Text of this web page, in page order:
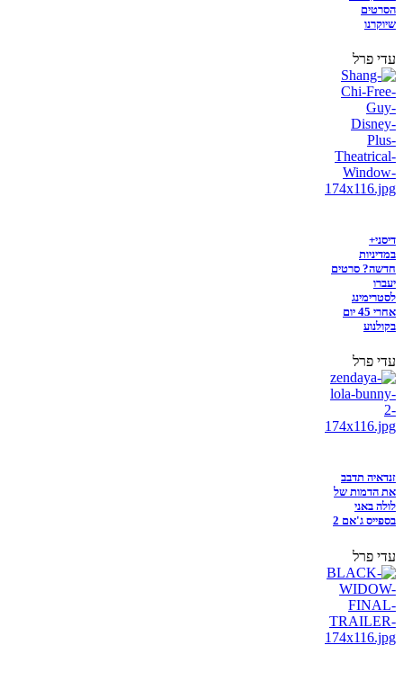
הסרטים
שיוקרנו
עדי פרל
דיסני+
במדיניות
חדשה? סרטים
יעברו
לסטרימינג
אחרי 45 יום
בקולנוע
עדי פרל
זנדאיה תדבב
את הדמות של
לולה באני
בספייס ג'אם 2
עדי פרל